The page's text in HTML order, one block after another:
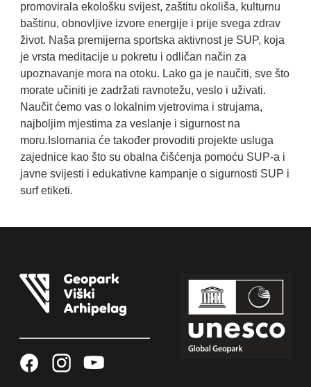
promovirala ekološku svijest, zaštitu okoliša, kulturnu
baštinu, obnovljive izvore energije i prije svega zdrav
život. Naša premijerna sportska aktivnost je SUP, koja
je vrsta meditacije u pokretu i odličan način za
upoznavanje mora na otoku. Lako ga je naučiti, sve što
morate učiniti je zadržati ravnotežu, veslo i uživati.
Naučit ćemo vas o lokalnim vjetrovima i strujama,
najboljim mjestima za veslanje i sigurnost na
moru.Islomania će također provoditi projekte usluga
zajednice kao što su obalna čišćenja pomoću SUP-a i
javne svijesti i edukativne kampanje o sigurnosti SUP i
surf etiketi.